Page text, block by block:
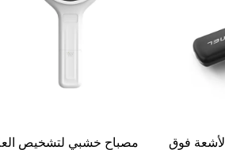
مصباح خشبي لتشخيص
فوق